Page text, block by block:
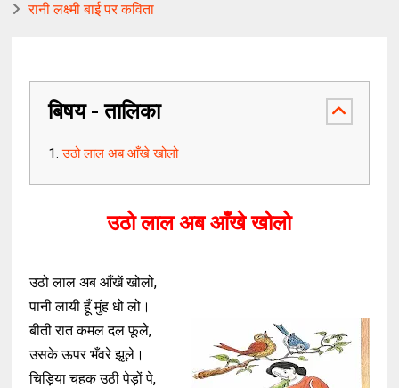
रानी लक्ष्मी बाई पर कविता
बिषय - तालिका
उठो लाल अब आँखे खोलो
उठो लाल अब आँखे खोलो
उठो लाल अब आँखें खोलो,
पानी लायी हूँ मुंह धो लो।
बीती रात कमल दल फूले,
उसके ऊपर भँवरे झूले।
चिड़िया चहक उठी पेड़ों पे,